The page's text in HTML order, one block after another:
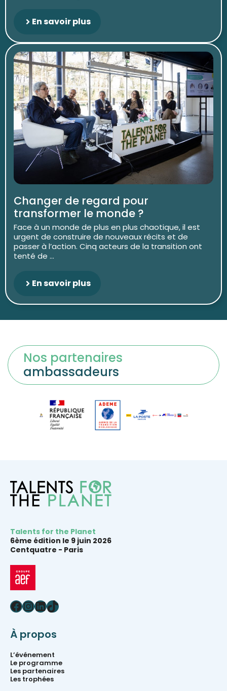
En savoir plus
Changer de regard pour
transformer le monde ?
Face à un monde de plus en plus chaotique, il est
urgent de construire de nouveaux récits et de
passer à l’action. Cinq acteurs de la transition ont
tenté de ...
En savoir plus
Nos partenaires
ambassadeurs
Talents for the Planet
6ème édition le 9 juin 2026
Centquatre - Paris
Facebook
Instagram
LinkedIn
TikTok
À propos
L’événement
Le programme
Les partenaires
Les trophées